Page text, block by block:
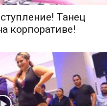
Танец
корпоративе!